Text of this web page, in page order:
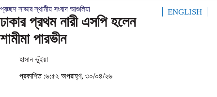
আন্তর্জাতিকENGLISH
প্রচ্ছদ সাভার স্থানীয় সংবাদ আশুলিয়া
ঢাকার প্রথম নারী এসপি হলেন
শামীমা পারভীন
হাসান ভুঁইয়া
প্রকাশিত :৬:৫২ অপরাহ্ণ, ৩০/০৪/২৬